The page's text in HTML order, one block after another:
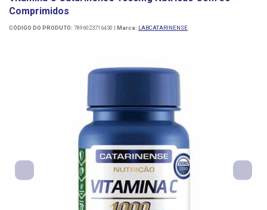
Comprimidos
CÓDIGO DO PRODUTO: 7896023716430 | Marca: LABCATARINENSE